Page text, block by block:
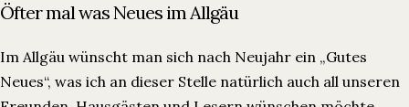
Öfter mal was Neues im Allgäu
Im Allgäu wünscht man sich nach Neujahr ein „Gutes
Neues“, was ich an dieser Stelle natürlich auch all unseren